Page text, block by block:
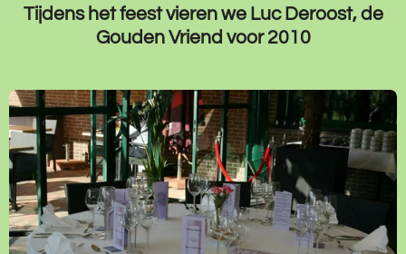
Tijdens het feest vieren we Luc Deroost, de
Gouden Vriend voor 2010